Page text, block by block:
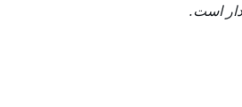
است.